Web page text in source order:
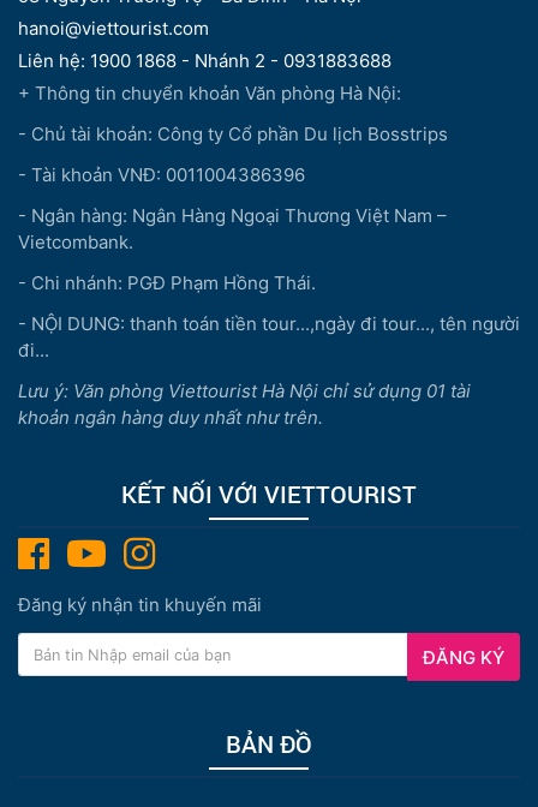
hanoi@viettourist.com
Liên hệ: 1900 1868 - Nhánh 2 - 0931883688
+ Thông tin chuyển khoản Văn phòng Hà Nội:
- Chủ tài khoản: Công ty Cổ phần Du lịch Bosstrips
- Tài khoản VNĐ: 0011004386396
- Ngân hàng: Ngân Hàng Ngoại Thương Việt Nam –
Vietcombank.
- Chi nhánh: PGĐ Phạm Hồng Thái.
- NỘI DUNG: thanh toán tiền tour...,ngày đi tour..., tên người
đi...
Lưu ý: Văn phòng Viettourist Hà Nội chỉ sử dụng 01 tài
khoản ngân hàng duy nhất như trên.
KẾT NỐI VỚI VIETTOURIST
Đăng ký nhận tin khuyến mãi
ĐĂNG KÝ
BẢN ĐỒ